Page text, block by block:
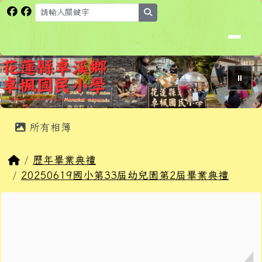
跳至主內容區
花蓮縣卓溪鄉卓楓國民小學全球資
⏸
所有相簿
回首頁歷年畢業典禮
20250619國小第33屆幼兒園第2屆畢業典禮